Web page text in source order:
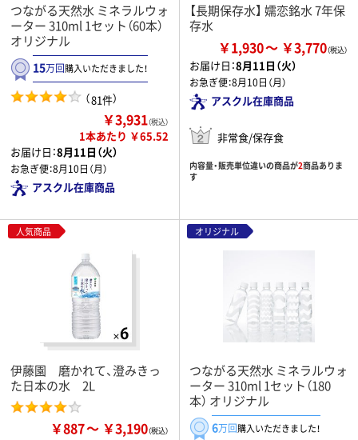
つながる天然水 ミネラルウォ
ーター 310ml 1セット（60本）
オリジナル
15万回購入いただきました！
（81件）
￥3,931（税込）
1本あたり ￥65.52
お届け日：8月11日（火）
お急ぎ便：8月10日（月）
アスクル在庫商品
【長期保存水】 嬬恋銘水 7年保
存水
￥1,930 ￥3,770
お届け日：8月11日（火）
お急ぎ便：8月10日（月）
アスクル在庫商品
非常食/保存食
内容量・販売単位違いの商品が2商品ありま
す
人気商品
伊藤園 磨かれて、澄みきっ
た日本の水 2L
￥887 ￥3,190
オリジナル
つながる天然水 ミネラルウォ
ーター 310ml 1セット（180
本） オリジナル
6万回購入いただきました！